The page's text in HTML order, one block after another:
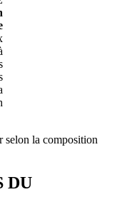
selon la composition
DU